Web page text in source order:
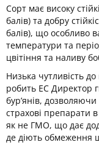
Сорт має високу
балів) та добру
балів), що особливо
температури та
цвітіння та наливу
Низька чутливість
робить ЕС Директор
бур’янів,
страхові препарати
як не ГМО, що дає
де діють обмеження